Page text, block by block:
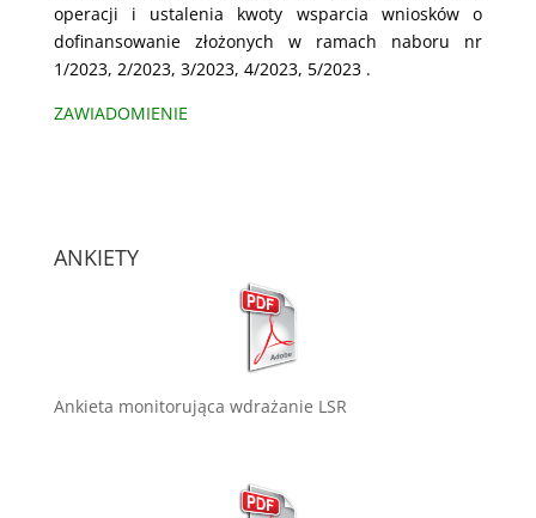
operacji i ustalenia kwoty wsparcia wniosków o
dofinansowanie złożonych w ramach naboru nr
1/2023, 2/2023, 3/2023, 4/2023, 5/2023 .
ZAWIADOMIENIE
ANKIETY
Ankieta monitorująca wdrażanie LSR